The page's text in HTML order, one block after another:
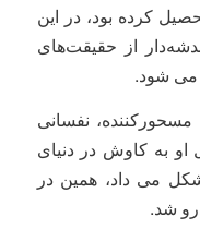
کرده بود، در این
از حقیقت‌های
می شود.
مسحورکننده، نفسانی
به کاوش در دنیای
می داد، همین در
شد.